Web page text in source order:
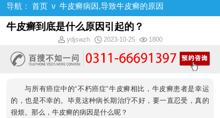
导航： 首页 ν牛皮癣病因,导致牛皮癣的原因
牛皮癣到底是什么原因引起的？
ydjswzh 2023-10-25 1800
与所有癌症中的“不朽癌症”牛皮癣相比，牛皮癣患者是幸运
的，也是不幸的。毕竟这种病长期治疗不好，要一直忍受，真的
很烦。那么，牛皮癣的病因是什么呢？